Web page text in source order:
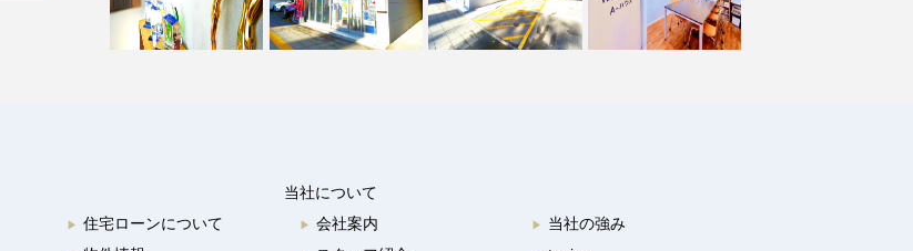
▶︎ 住宅ローンについて
当社について
▶︎ 会社案内 ▶︎ 当社の強み